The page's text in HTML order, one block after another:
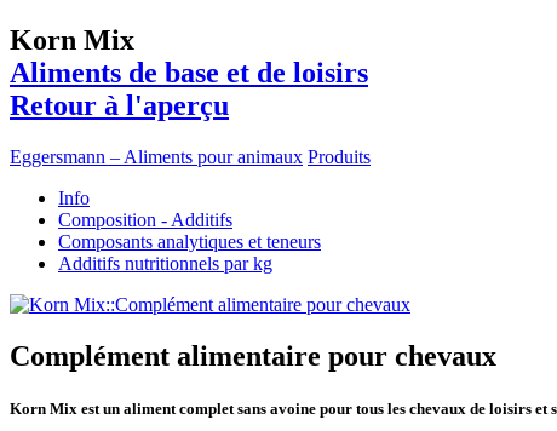
Korn Mix
Aliments de base et de loisirs
Retour à l'aperçu
Eggersmann – Aliments pour animaux Produits
Info
Composition - Additifs
Composants analytiques et teneurs
Additifs nutritionnels par kg
Complément alimentaire pour chevaux
Korn Mix est un aliment complet sans avoine pour tous les chevaux de loisirs et